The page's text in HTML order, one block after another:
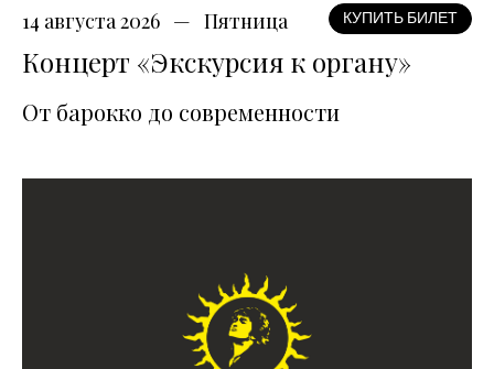
14 августа 2026 Пятница КУПИТЬ БИЛЕТ
Концерт «Экскурсия к органу»
От барокко до современности